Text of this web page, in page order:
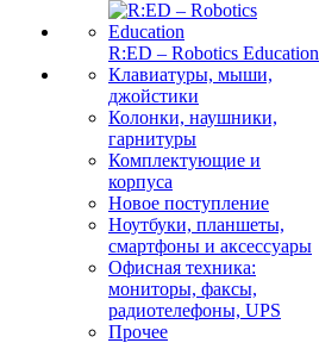
R:ED – Robotics Education
Клавиатуры, мыши,
джойстики
Колонки, наушники,
гарнитуры
Комплектующие и
корпуса
Новое поступление
Ноутбуки, планшеты,
смартфоны и аксессуары
Офисная техника:
мониторы, факсы,
радиотелефоны, UPS
Прочее